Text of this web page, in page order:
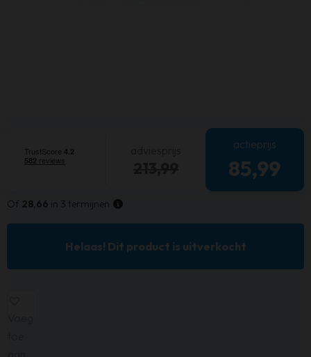
actieprijs
85,99
Of 28,66 in 3 termijnen
Helaas! Dit product is uitverkocht